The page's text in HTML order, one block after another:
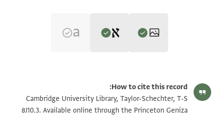
S. D. Goitein's unpublished edition (1950–85).
שלום רב לאוהבי תורתיך
ינעם אלמולא אלדיין אלאגל
T-S 8J10.3 1v تكبير و تدوير
How to cite this record:
Cambridge University Library, Taylor-Schechter, T-S
8J10.3. Available online through the Princeton Geniza